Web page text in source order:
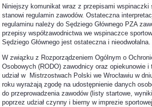
Niniejszy komunikat wraz z przepisami wspinaczki
stanowi regulamin zawodów. Ostateczna
regulaminu należy do Sędziego Głównego PZA
przepisy współzawodnictwa we wspinaczce
Sędziego Głównego jest ostateczna i nieodwołalna.
W związku z Rozporządzeniem Ogólnym o
Osobowych (RODO) zawodnicy oraz opiekunowie i
udział w Mistrzostwach Polski we Wrocławiu w
roku wyrażają zgodę na udostępnienie danych
do przeprowadzenia zawodów (listy startowe,
poprzez udział czynny i bierny w imprezie